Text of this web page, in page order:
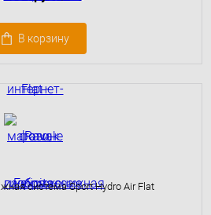
В корзину
система Sport Hydro Air Flat